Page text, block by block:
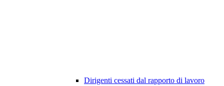
Dirigenti cessati dal rapporto di lavoro